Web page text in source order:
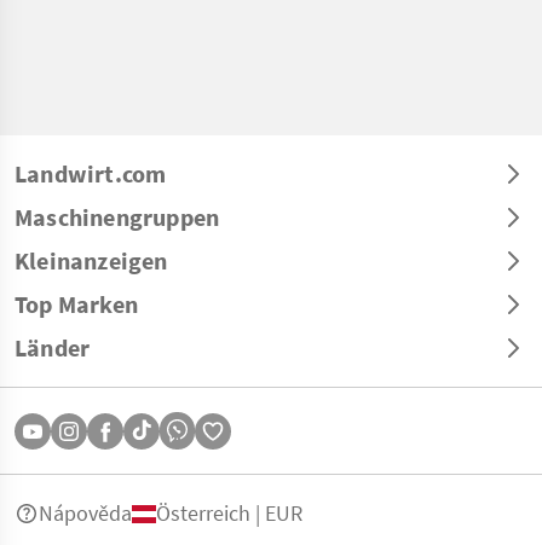
Landwirt.com
Maschinengruppen
Kleinanzeigen
Top Marken
Länder
Nápověda Österreich | EUR